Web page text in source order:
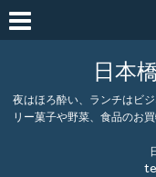
日本
夜はほろ酔い、ランチはビ
リー菓子や野菜、食品のお